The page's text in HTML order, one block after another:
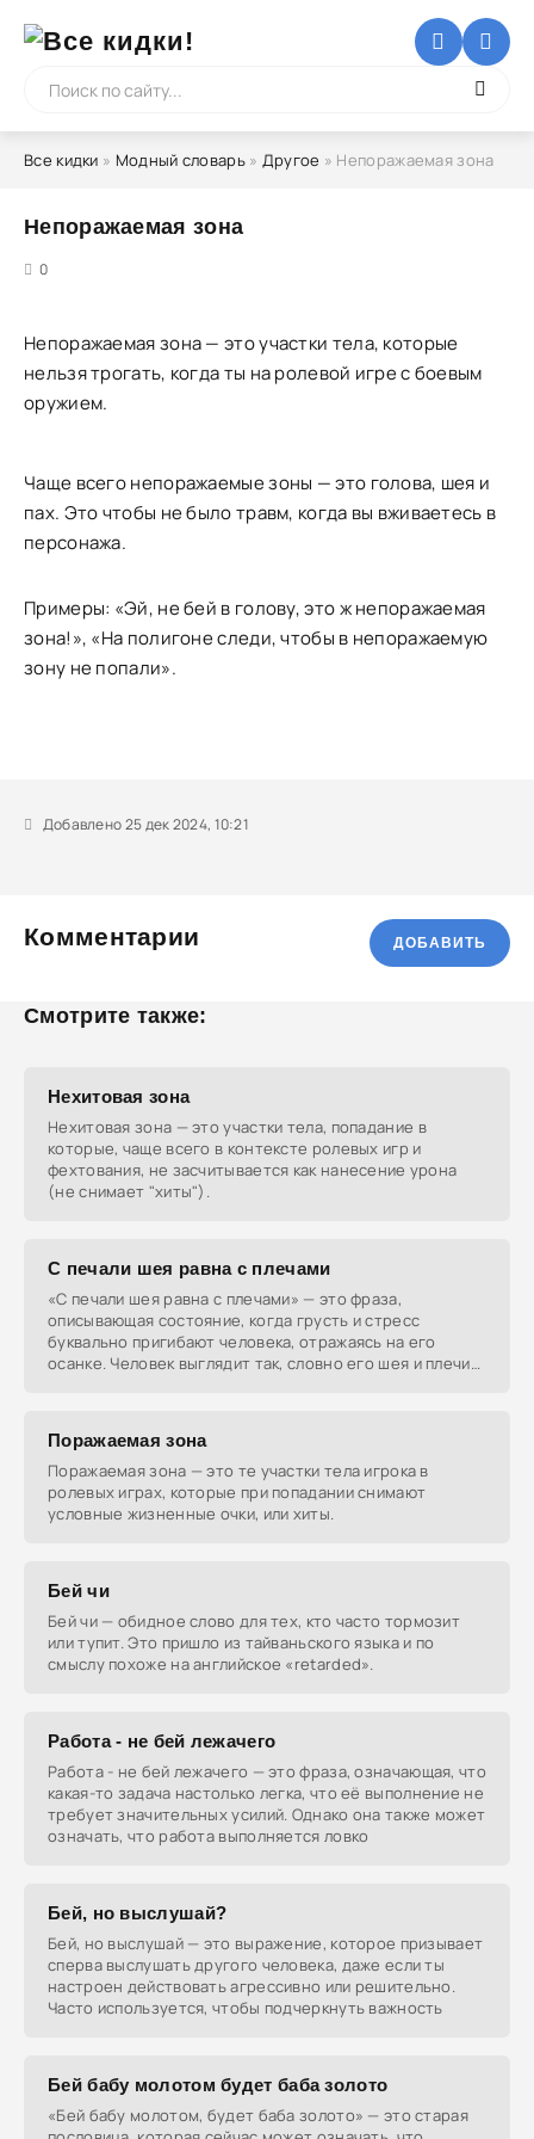
Все кидки » Модный словарь» Другое » Непоражаемая зона
Непоражаемая зона
0
Непоражаемая зона — это участки тела, которые
нельзя трогать, когда ты на ролевой игре с боевым
оружием.
Чаще всего непоражаемые зоны — это голова, шея и
пах. Это чтобы не было травм, когда вы вживаетесь в
персонажа.
Примеры: «Эй, не бей в голову, это ж непоражаемая
зона!», «На полигоне следи, чтобы в непоражаемую
зону не попали».
Добавлено 25 дек 2024, 10:21
Комментарии ДОБАВИТЬ
Смотрите также:
Нехитовая зона
Нехитовая зона — это участки тела, попадание в
которые, чаще всего в контексте ролевых игр и
фехтования, не засчитывается как нанесение урона
(не снимает "хиты").
С печали шея равна с плечами
«С печали шея равна с плечами» — это фраза,
описывающая состояние, когда грусть и стресс
буквально пригибают человека, отражаясь на его
осанке. Человек выглядит так, словно его шея и плечи
Поражаемая зона
Поражаемая зона — это те участки тела игрока в
ролевых играх, которые при попадании снимают
условные жизненные очки, или хиты.
Бей чи
Бей чи — обидное слово для тех, кто часто тормозит
или тупит. Это пришло из тайваньского языка и по
смыслу похоже на английское «retarded».
Работа - не бей лежачего
Работа - не бей лежачего — это фраза, означающая, что
какая-то задача настолько легка, что её выполнение не
требует значительных усилий. Однако она также может
означать, что работа выполняется ловко
Бей, но выслушай?
Бей, но выслушай — это выражение, которое призывает
сперва выслушать другого человека, даже если ты
настроен действовать агрессивно или решительно.
Часто используется, чтобы подчеркнуть важность
Бей бабу молотом будет баба золото
«Бей бабу молотом, будет баба золото» — это старая